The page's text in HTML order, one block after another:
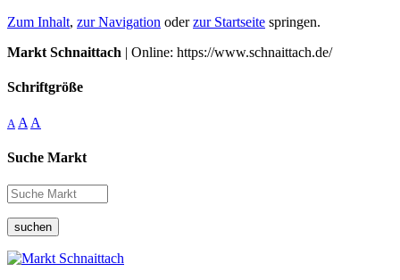
Zum Inhalt, zur Navigation oderzur Startseite springen.
Markt Schnaittach | Online: https://www.schnaittach.de/
Schriftgröße
A A A
Suche Markt
suchen